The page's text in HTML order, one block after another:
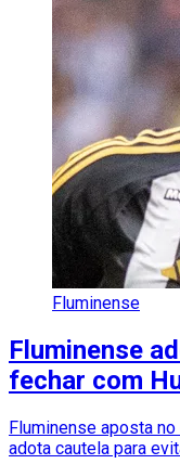
Fluminense
Fluminense
fechar com
Fluminense aposta
adota cautela para